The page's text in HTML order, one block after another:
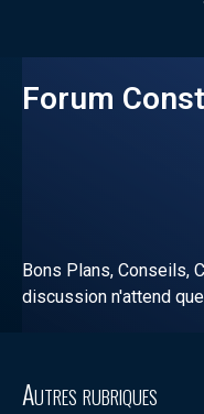
Forum
Bons Plans, Conseils,
discussion n'attend
Autres rubriques